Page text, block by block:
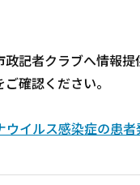
記者クラブへ情報提
確認ください。
ウイルス感染症の患